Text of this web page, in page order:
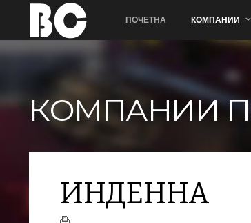
ПОЧЕТНА КОМПАНИИ
КОМПАНИИ
ИНДЕННА